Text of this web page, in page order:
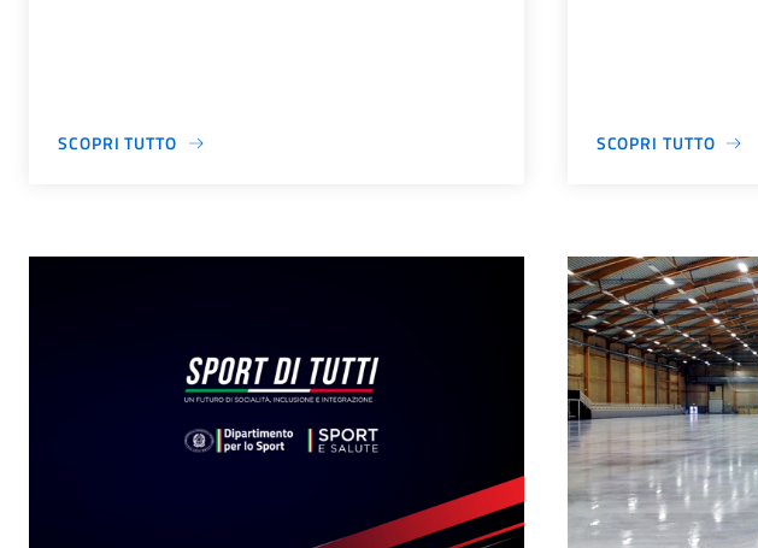
SCOPRI TUTTO SCOPRI TUTTO